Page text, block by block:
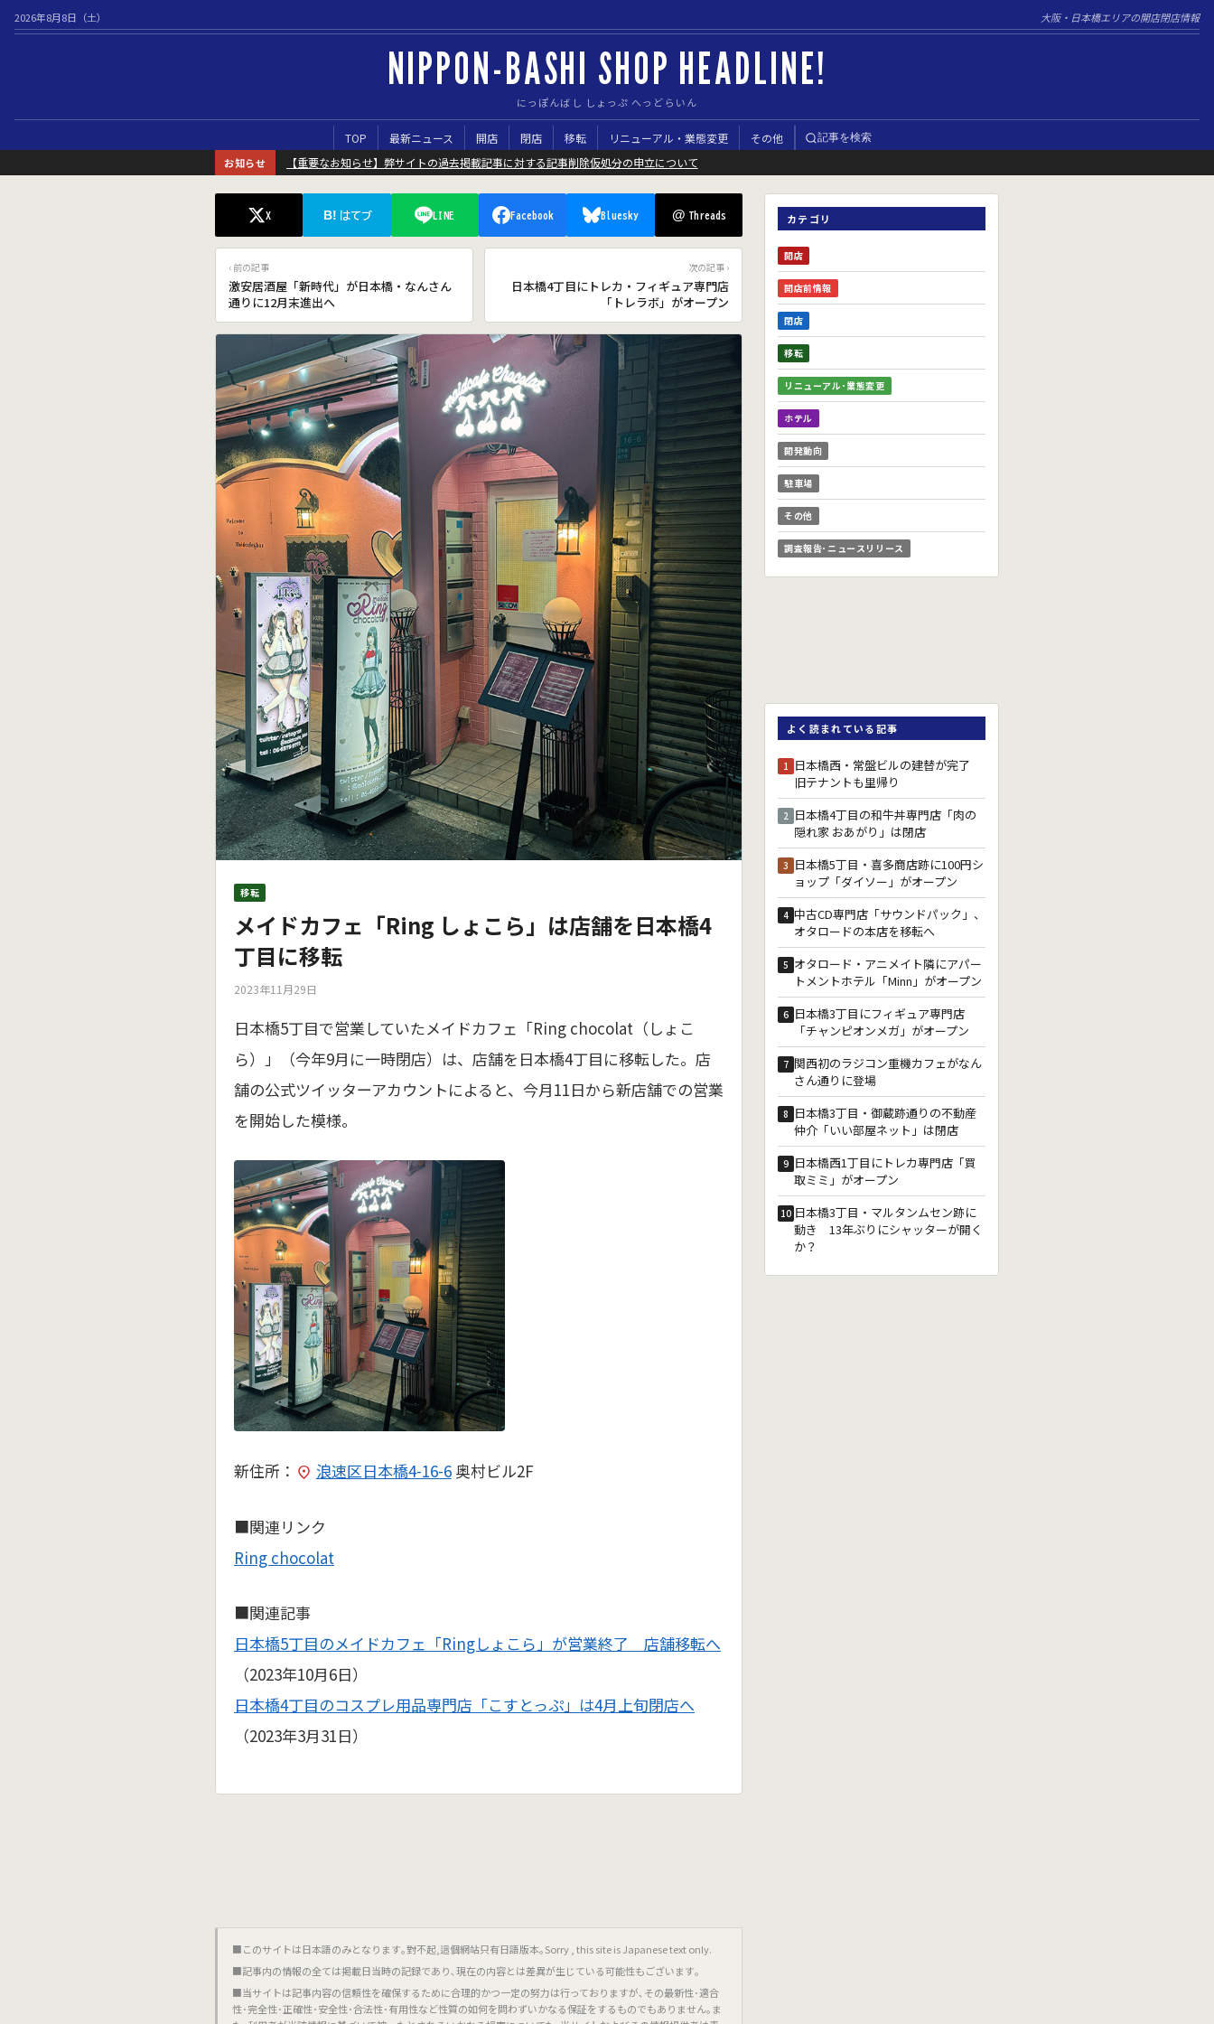
2026年8月8日（土） 大阪・日本橋エリアの開店閉店情報
NIPPON-BASHI SHOP HEADLINE!
にっぽんばし しょっぷ へっどらいん
TOP 最新ニュース 開店 閉店 移転 リニューアル・業態変更 その他 記事を検索
お知らせ 【重要なお知らせ】弊サイトの過去掲載記事に対する記事削除仮処分の申立について
X B! はてブ LINE Facebook Bluesky @ Threads
‹ 前の記事
激安居酒屋「新時代」が日本橋・なんさん
通りに12月末進出へ
次の記事 ›
日本橋4丁目にトレカ・フィギュア専門店
「トレラボ」がオープン
移転
メイドカフェ「Ring しょこら」は店舗を日本橋4
丁目に移転
2023年11月29日
日本橋5丁目で営業していたメイドカフェ「Ring chocolat（しょこ
ら）」（今年9月に一時閉店）は、店舗を日本橋4丁目に移転した。店
舗の公式ツイッターアカウントによると、今月11日から新店舗での営業
を開始した模様。
新住所： 浪速区日本橋4-16-6奥村ビル2F
■関連リンク
Ring chocolat
■関連記事
日本橋5丁目のメイドカフェ「Ringしょこら」が営業終了 店舗移転へ
（2023年10月6日）
日本橋4丁目のコスプレ用品専門店「こすとっぷ」は4月上旬閉店へ
（2023年3月31日）
■このサイトは日本語のみとなります｡對不起,這個網站只有日語版本｡Sorry , this site is Japanese text only.
■記事内の情報の全ては掲載日当時の記録であり､現在の内容とは差異が生じている可能性もございます｡
■当サイトは記事内容の信頼性を確保するために合理的かつ一定の努力は行っておりますが､その最新性･適合
性･完全性･正確性･安全性･合法性･有用性など性質の如何を問わずいかなる保証をするものでもありません｡ま
カテゴリ
開店
開店前情報
閉店
移転
リニューアル･業態変更
ホテル
開発動向
駐車場
その他
調査報告･ニュースリリース
よく読まれている記事
1 日本橋西・常盤ビルの建替が完了
旧テナントも里帰り
2 日本橋4丁目の和牛丼専門店「肉の
隠れ家 おあがり」は閉店
3 日本橋5丁目・喜多商店跡に100円シ
ョップ「ダイソー」がオープン
4 中古CD専門店「サウンドパック」、
オタロードの本店を移転へ
5 オタロード・アニメイト隣にアパー
トメントホテル「Minn」がオープン
6 日本橋3丁目にフィギュア専門店
「チャンピオンメガ」がオープン
7 関西初のラジコン重機カフェがなん
さん通りに登場
8 日本橋3丁目・御蔵跡通りの不動産
仲介「いい部屋ネット」は閉店
9 日本橋西1丁目にトレカ専門店「買
取ミミ」がオープン
10 日本橋3丁目・マルタンムセン跡に
動き 13年ぶりにシャッターが開く
か？